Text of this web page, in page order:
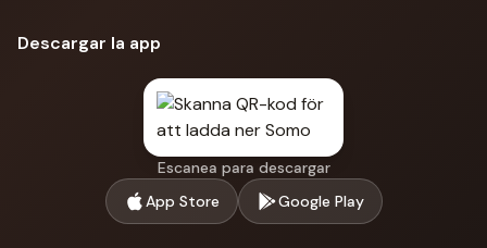
Descargar la app
Escanea para descargar
App Store
Google Play